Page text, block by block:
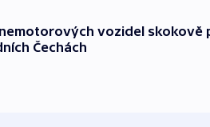
vozidel skokově
Čechách